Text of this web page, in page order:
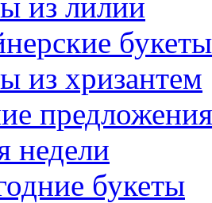
из хризантем
предложения
недели
букеты